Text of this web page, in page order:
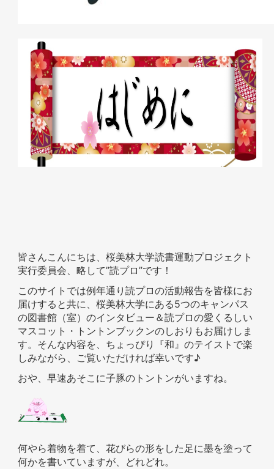
皆さんこんにちは、桜美林大学読書運動プロジェクト
実行委員会、略して”読プロ”です！
このサイトでは例年通り読プロの活動報告を皆様にお
届けすると共に、桜美林大学にある5つのキャンパス
の図書館（室）のインタビュー＆読プロの愛くるしい
マスコット・トントンブックンのしおりもお届けしま
す。そんな内容を、ちょっぴり『和』のテイストで楽
しみながら、ご覧いただければ幸いです♪
おや、早速あそこに子豚のトントンがいますね。
何やら着物を着て、花びらの形をした足に墨を塗って
何かを書いていますが、どれどれ。